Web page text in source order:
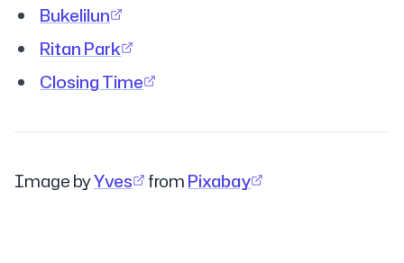
Bukelilun
Ritan Park
Closing Time
Image byYves fromPixabay